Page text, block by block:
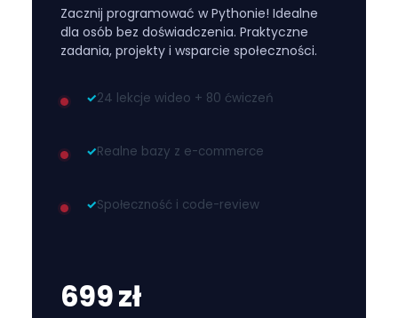
Zacznij programować w Pythonie! Idealne
dla osób bez doświadczenia. Praktyczne
zadania, projekty i wsparcie społeczności.
✓24 lekcje wideo + 80 ćwiczeń
✓Realne bazy z e-commerce
✓Społeczność i code-review
699 zł